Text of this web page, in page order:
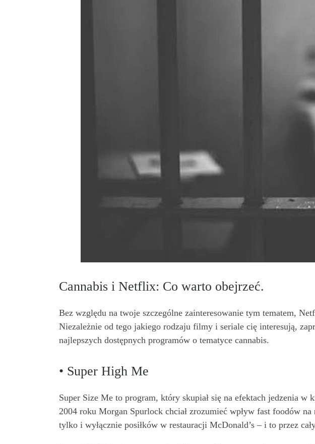
Cannabis i Netflix: Co warto obejrzeć.
Bez względu na twoje szczególne zainteresowanie tym tematem,
Niezależnie od tego jakiego rodzaju filmy i seriale cię interesują,
najlepszych dostępnych programów o tematyce cannabis.
• Super High Me
Super Size Me to program, który skupiał się na efektach jedzenia
2004 roku Morgan Spurlock chciał zrozumieć wpływ fast foodów
tylko i wyłącznie posiłków w restauracji McDonald’s – i to przez